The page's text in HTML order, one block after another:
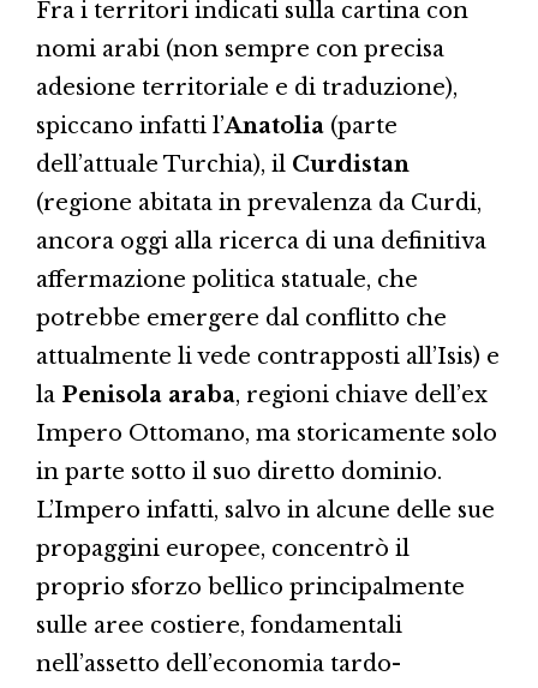
Fra i territori indicati sulla cartina con
nomi arabi (non sempre con precisa
adesione territoriale e di traduzione),
spiccano infatti l’Anatolia (parte
dell’attuale Turchia), il Curdistan
(regione abitata in prevalenza da Curdi,
ancora oggi alla ricerca di una definitiva
affermazione politica statuale, che
potrebbe emergere dal conflitto che
attualmente li vede contrapposti all’Isis) e
la Penisola araba, regioni chiave dell’ex
Impero Ottomano, ma storicamente solo
in parte sotto il suo diretto dominio.
L’Impero infatti, salvo in alcune delle sue
propaggini europee, concentrò il
proprio sforzo bellico principalmente
sulle aree costiere, fondamentali
nell’assetto dell’economia tardo-